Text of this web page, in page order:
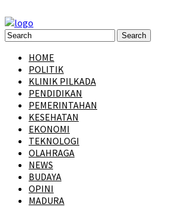
HOME
POLITIK
KLINIK PILKADA
PENDIDIKAN
PEMERINTAHAN
KESEHATAN
EKONOMI
TEKNOLOGI
OLAHRAGA
NEWS
BUDAYA
OPINI
MADURA